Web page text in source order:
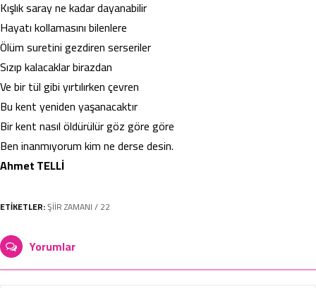
Kışlık saray ne kadar dayanabilir
Hayatı kollamasını bilenlere
Ölüm suretini gezdiren serseriler
Sızıp kalacaklar birazdan
Ve bir tül gibi yırtılırken çevren
Bu kent yeniden yaşanacaktır
Bir kent nasıl öldürülür göz göre göre
Ben inanmıyorum kim ne derse desin.
Ahmet TELLİ
ETİKETLER:ŞİİR ZAMANI / 22
Yorumlar